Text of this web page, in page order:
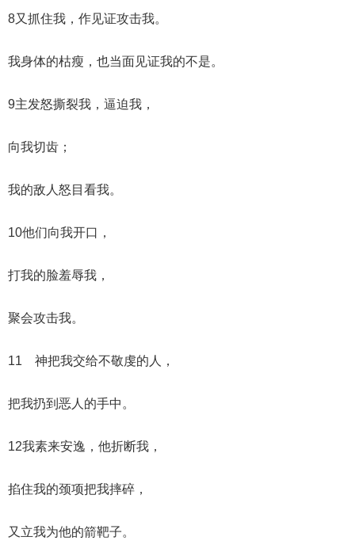
8又抓住我，作见证攻击我。
我身体的枯瘦，也当面见证我的不是。
9主发怒撕裂我，逼迫我，
向我切齿；
我的敌人怒目看我。
10他们向我开口，
打我的脸羞辱我，
聚会攻击我。
11 神把我交给不敬虔的人，
把我扔到恶人的手中。
12我素来安逸，他折断我，
掐住我的颈项把我摔碎，
又立我为他的箭靶子。